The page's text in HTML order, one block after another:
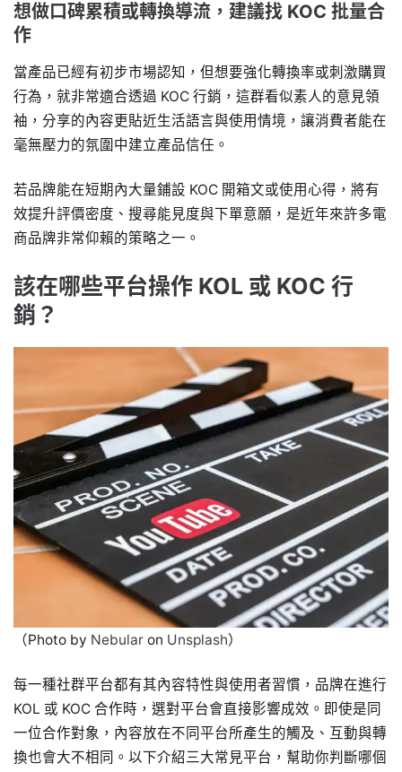
想做口碑累積或轉換導流，建議找 KOC 批量合
作
當產品已經有初步市場認知，但想要強化轉換率或刺激購買
行為，就非常適合透過 KOC 行銷，這群看似素人的意見領
袖，分享的內容更貼近生活語言與使用情境，讓消費者能在
毫無壓力的氛圍中建立產品信任。
若品牌能在短期內大量鋪設 KOC 開箱文或使用心得，將有
效提升評價密度、搜尋能見度與下單意願，是近年來許多電
商品牌非常仰賴的策略之一。
該在哪些平台操作 KOL 或 KOC 行
銷？
（Photo by Nebular on Unsplash）
每一種社群平台都有其內容特性與使用者習慣，品牌在進行
KOL 或 KOC 合作時，選對平台會直接影響成效。即使是同
一位合作對象，內容放在不同平台所產生的觸及、互動與轉
換也會大不相同。以下介紹三大常見平台，幫助你判斷哪個